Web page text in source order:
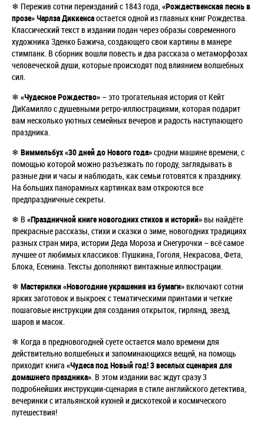
❄ Пережив сотни переизданий с 1843 года, «Рождественская песнь в
прозе» Чарлза Диккенсаостается одной из главных книг Рождества.
Классический текст в издании подан через образы современного
художника Зденко Бажича, создающего свои картины в манере
стимпанк. В сборник вошли повесть и два рассказа о метаморфозах
человеческой души, которые происходят под влиянием волшебных
сил.
❄ «Чудесное Рождество» – это трогательная история от Кейт
ДиКамилло с душевными ретро-иллюстрациями, которая подарит
вам несколько уютных семейных вечеров и радость наступающего
праздника.
❄ Виммельбух «30 дней до Нового года»сродни машине времени, с
помощью которой можно разъезжать по городу, заглядывать в
разные дни и часы и наблюдать, как семьи готовятся к празднику.
На больших панорамных картинках вам откроются все
предпраздничные секреты.
❄ В «Праздничной книге новогодних стихов и историй»вы найдёте
прекрасные рассказы, стихи и сказки о зиме, новогодних традициях
разных стран мира, истории Деда Мороза и Снегурочки – всё самое
лучшее от любимых классиков: Пушкина, Гоголя, Некрасова, Фета,
Блока, Есенина. Тексты дополняют винтажные иллюстрации.
❄ Мастерилки «Новогодние украшения из бумаги»включают сотни
ярких заготовок и выкроек с тематическими принтами и четкие
пошаговые инструкции для создания открыток, гирлянд, звезд,
шаров и масок.
❄ Когда в предновогодней суете остается мало времени для
действительно волшебных и запоминающихся вещей, на помощь
приходит книга «Чудеса под Новый год! 3 веселых сценария для
домашнего праздника». В этом издании вас ждут сразу 3
подробнейших инструкции-сценария в стиле английского детектива,
вечеринки с итальянской кухней и дискотекой и космического
путешествия!